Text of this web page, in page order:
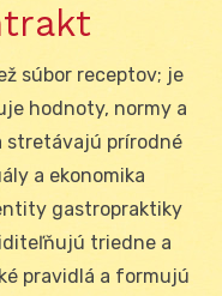
súbor receptov; je
hodnoty, normy a
stretávajú prírodné
a ekonomika
gastropraktiky
triedne a
pravidlá a formujú